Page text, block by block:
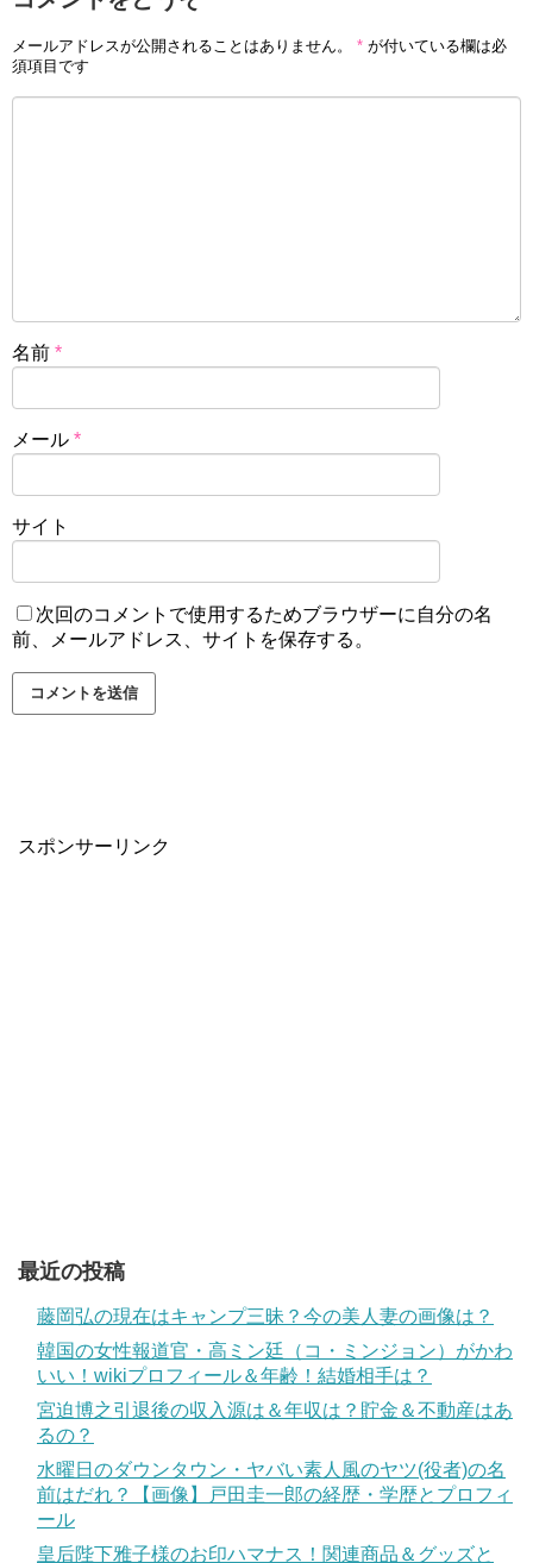
メールアドレスが公開されることはありません。 * が付いている欄は必
須項目です
名前 *
メール *
サイト
次回のコメントで使用するためブラウザーに自分の名
前、メールアドレス、サイトを保存する。
スポンサーリンク
最近の投稿
藤岡弘の現在はキャンプ三昧？今の美人妻の画像は？
韓国の女性報道官・高ミン廷（コ・ミンジョン）がかわ
いい！wikiプロフィール＆年齢！結婚相手は？
宮迫博之引退後の収入源は＆年収は？貯金＆不動産はあ
るの？
水曜日のダウンタウン・ヤバい素人風のヤツ(役者)の名
前はだれ？【画像】戸田圭一郎の経歴・学歴とプロフィ
ール
皇后陛下雅子様のお印ハマナス！関連商品＆グッズと